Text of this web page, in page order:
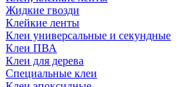
Жидкие гвозди
Клейкие ленты
Клеи универсальные и секундные
Клеи ПВА
Клеи для дерева
Специальные клеи